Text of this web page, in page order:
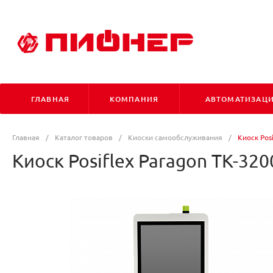
ГЛАВНАЯ КОМПАНИЯ
Главная / Каталог товаров / Киоски самообслуживания / Киоск
Киоск Posiflex Paragon TK-